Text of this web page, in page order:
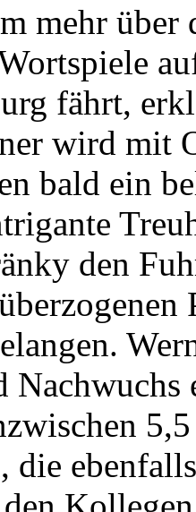
mehr über
fährt,
wird mit
bald ein
den
Nachwuchs
die